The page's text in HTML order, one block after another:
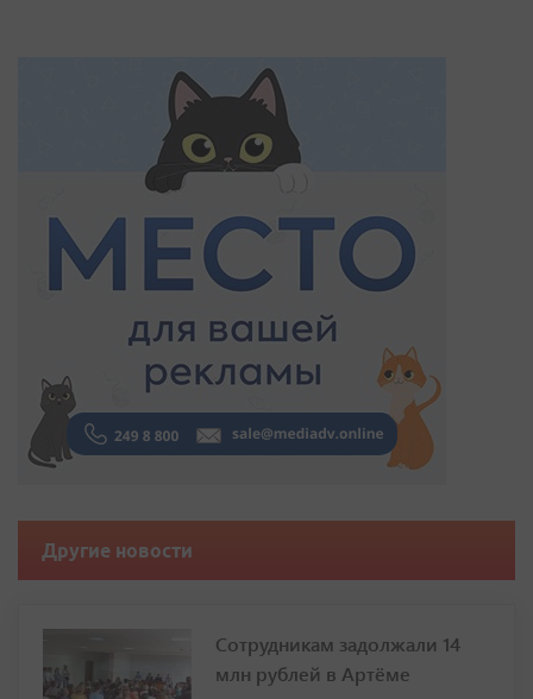
Другие новости
Сотрудникам задолжали 14
млн рублей в Артёме